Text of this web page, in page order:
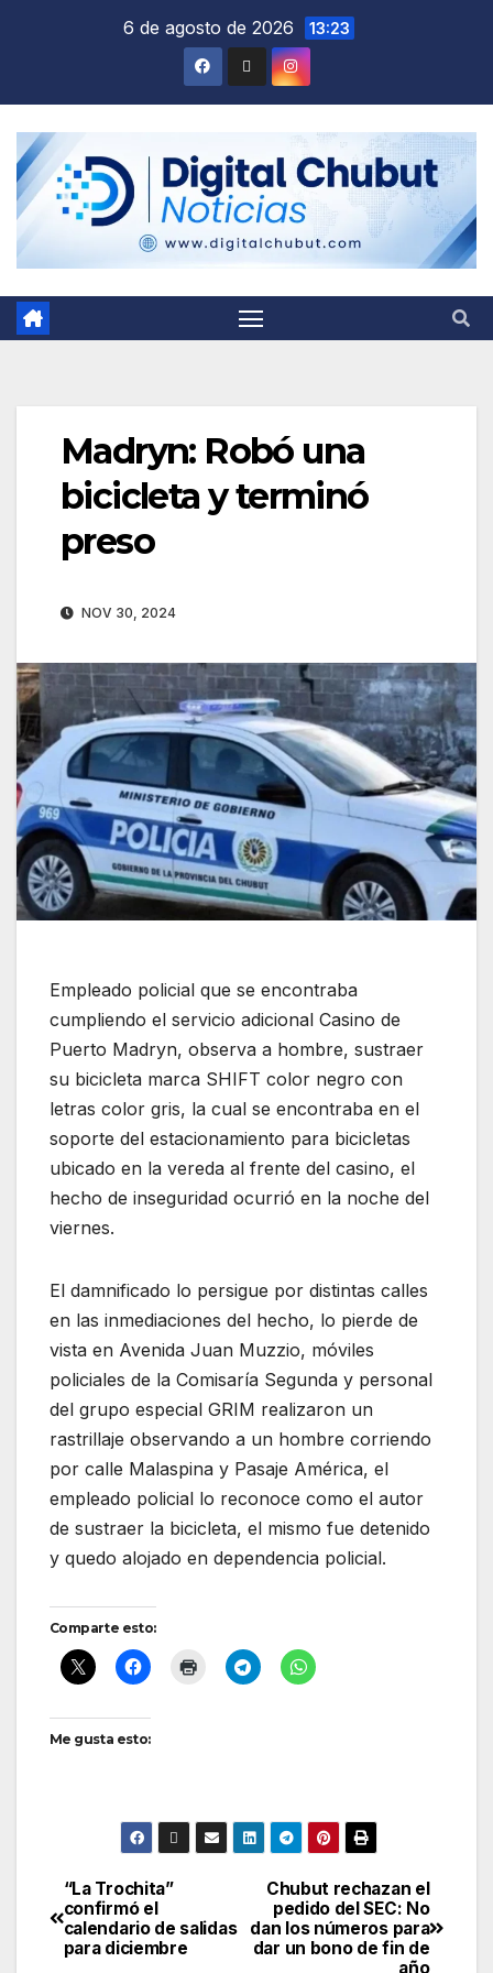
6 de agosto de 2026 13:23
Madryn: Robó una
bicicleta y terminó
preso
NOV 30, 2024
Empleado policial que se encontraba
cumpliendo el servicio adicional Casino de
Puerto Madryn, observa a hombre, sustraer
su bicicleta marca SHIFT color negro con
letras color gris, la cual se encontraba en el
soporte del estacionamiento para bicicletas
ubicado en la vereda al frente del casino, el
hecho de inseguridad ocurrió en la noche del
viernes.
El damnificado lo persigue por distintas calles
en las inmediaciones del hecho, lo pierde de
vista en Avenida Juan Muzzio, móviles
policiales de la Comisaría Segunda y personal
del grupo especial GRIM realizaron un
rastrillaje observando a un hombre corriendo
por calle Malaspina y Pasaje América, el
empleado policial lo reconoce como el autor
de sustraer la bicicleta, el mismo fue detenido
y quedo alojado en dependencia policial.
Comparte esto:
Me gusta esto:
Navegación
de
Chubut rechazan el
pedido del SEC: No
dan los números para
dar un bono de fin de
año
“La Trochita”
confirmó el
calendario de salidas
para diciembre